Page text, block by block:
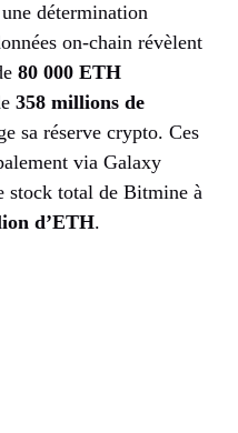
détermination
on-chain révèlent
80 000 ETH
358 millions de
sa réserve crypto. Ces
via Galaxy
total de Bitmine à
d’ETH.